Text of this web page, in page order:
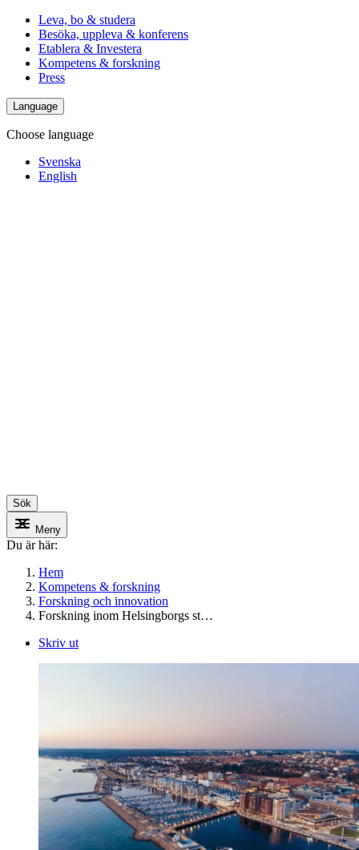
Leva, bo & studera
Besöka, uppleva & konferens
Etablera & Investera
Kompetens & forskning
Press
Language
Choose language
Svenska
English
Sök
Meny
Du är här:
Hem
Kompetens & forskning
Forskning och innovation
Forskning inom Helsingborgs st…
Skriv ut